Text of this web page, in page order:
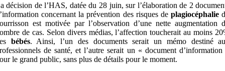
décision de l’HAS, datée du 28 juin, sur l’élaboration de 2
concernant la prévention des risques deplagiocéphalie
est motivée par l’observation d’une nette augmentation
de cas. Selon divers médias, l’affection toucherait au moins
bébés. Ainsi, l’un des documents serait un mémo destiné
de santé, et l’autre serait un « document d’information
le grand public, sans plus de détails pour le moment.